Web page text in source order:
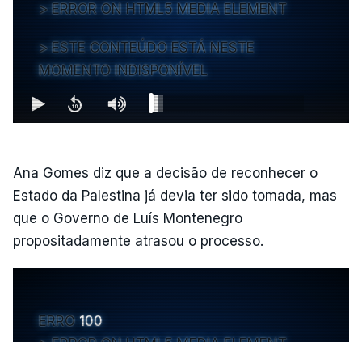
ERROR ON HTML5 MEDIA ELEMENT
ESTE CONTEÚDO ESTÁ NESTE
MOMENTO INDISPONÍVEL
Ana Gomes diz que a decisão de reconhecer o
Estado da Palestina já devia ter sido tomada, mas
que o Governo de Luís Montenegro
propositadamente atrasou o processo.
ERRO 100